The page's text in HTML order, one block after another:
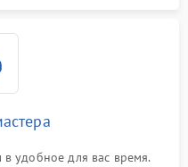
удобное для вас время.